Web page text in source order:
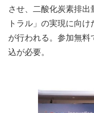
させ、二酸化炭素排
トラル」の実現に向
が行われる。参加無料
込が必要。